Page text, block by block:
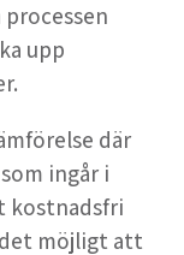
upp
där
ingår i
kostnadsfri
möjligt att